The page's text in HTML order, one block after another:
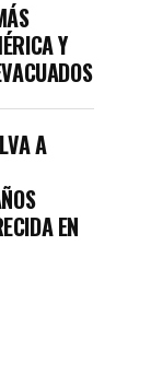
Y
A
EN